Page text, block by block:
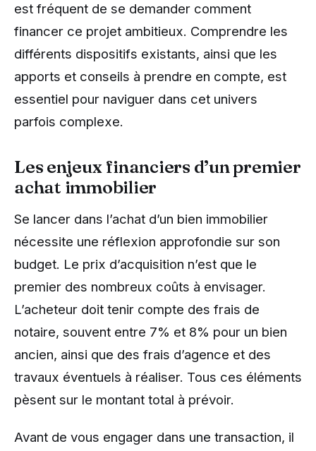
est fréquent de se demander comment
financer ce projet ambitieux. Comprendre les
différents dispositifs existants, ainsi que les
apports et conseils à prendre en compte, est
essentiel pour naviguer dans cet univers
parfois complexe.
Les enjeux financiers d’un premier
achat immobilier
Se lancer dans l’achat d’un bien immobilier
nécessite une réflexion approfondie sur son
budget. Le prix d’acquisition n’est que le
premier des nombreux coûts à envisager.
L’acheteur doit tenir compte des frais de
notaire, souvent entre 7% et 8% pour un bien
ancien, ainsi que des frais d’agence et des
travaux éventuels à réaliser. Tous ces éléments
pèsent sur le montant total à prévoir.
Avant de vous engager dans une transaction, il